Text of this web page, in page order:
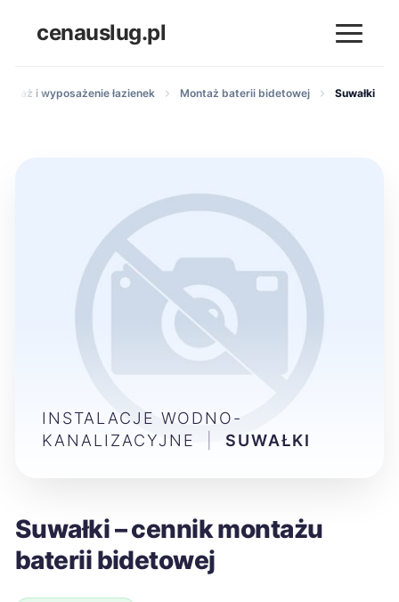
cenauslug.pl
i wyposażenie łazienek Montaż baterii bidetowej Suwałki
Suwałki – cennik montażu
baterii bidetowej
INSTALACJE WODNO-
KANALIZACYJNE
SUWAŁKI